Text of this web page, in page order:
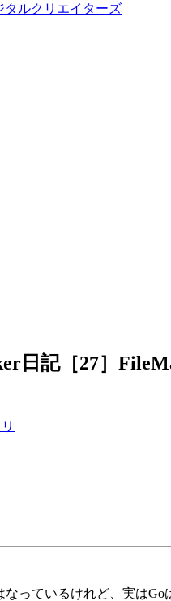
タルクリエイターズ
日記［27］
なっているけれど、実は